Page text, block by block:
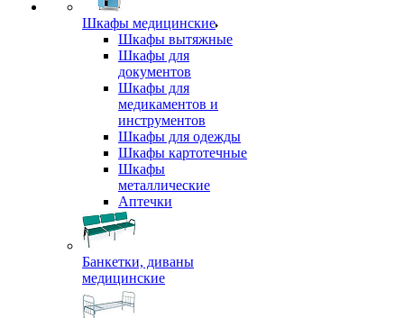
Шкафы медицинские
Шкафы вытяжные
Шкафы для
документов
Шкафы для
медикаментов и
инструментов
Шкафы для одежды
Шкафы картотечные
Шкафы
металлические
Аптечки
Банкетки, диваны
медицинские